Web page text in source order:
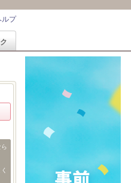
ルプ